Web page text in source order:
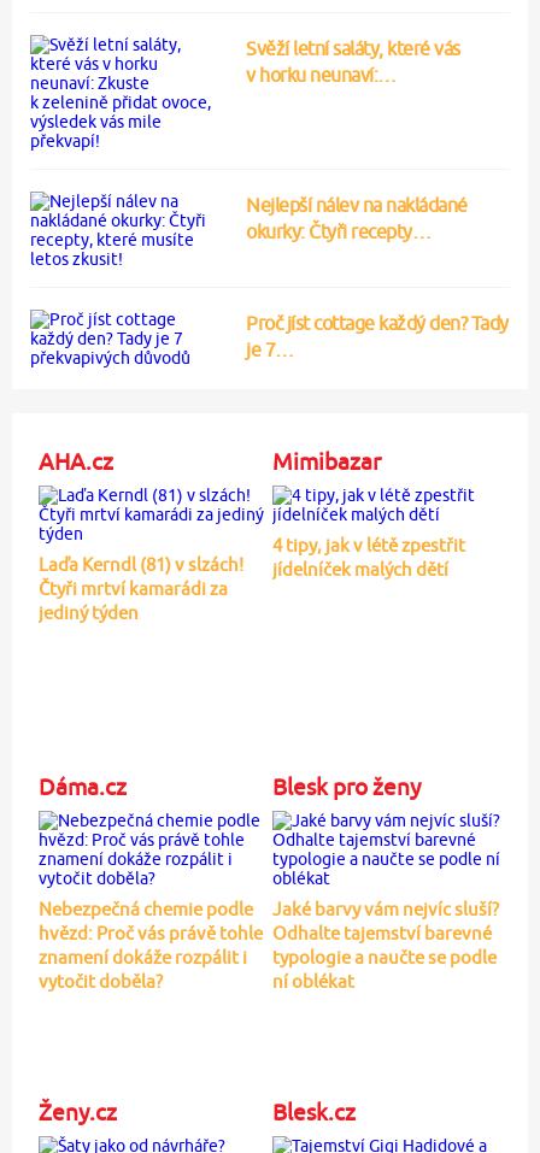
Svěží letní saláty, které vás
v horku neunaví:…
Nejlepší nálev na nakládané
okurky: Čtyři recepty…
Proč jíst cottage každý den? Tady
je 7…
AHA.cz
Laďa Kerndl (81) v slzách!
Čtyři mrtví kamarádi za
jediný týden
Mimibazar
4 tipy, jak v létě zpestřit
jídelníček malých dětí
Dáma.cz
Nebezpečná chemie podle
hvězd: Proč vás právě tohle
znamení dokáže rozpálit i
vytočit doběla?
Blesk pro ženy
Jaké barvy vám nejvíc sluší?
Odhalte tajemství barevné
typologie a naučte se podle
ní oblékat
Ženy.cz Blesk.cz